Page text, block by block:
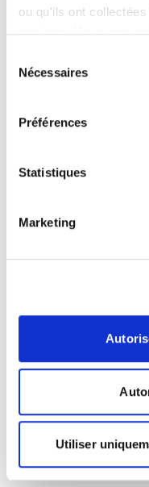
ou qu'ils ont
Nécessaires
Préférences
Statistiques
Marketing
Utiliser